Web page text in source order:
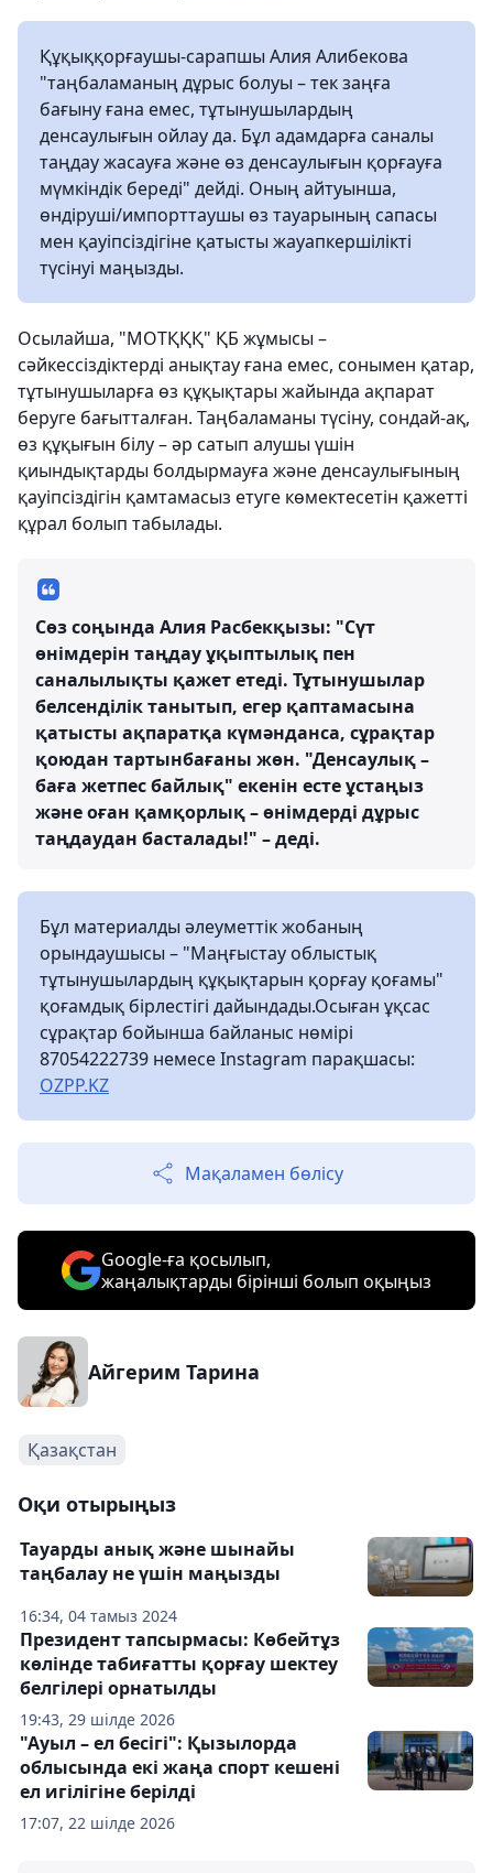
Құқыққорғаушы-сарапшы Алия Алибекова
"таңбаламаның дұрыс болуы – тек заңға
бағыну ғана емес, тұтынушылардың
денсаулығын ойлау да. Бұл адамдарға саналы
таңдау жасауға және өз денсаулығын қорғауға
мүмкіндік береді" дейді. Оның айтуынша,
өндіруші/импорттаушы өз тауарының сапасы
мен қауіпсіздігіне қатысты жауапкершілікті
түсінуі маңызды.
Осылайша, "МОТҚҚҚ" ҚБ жұмысы –
сәйкессіздіктерді анықтау ғана емес, сонымен қатар,
тұтынушыларға өз құқықтары жайында ақпарат
беруге бағытталған. Таңбаламаны түсіну, сондай-ақ,
өз құқығын білу – әр сатып алушы үшін
қиындықтарды болдырмауға және денсаулығының
қауіпсіздігін қамтамасыз етуге көмектесетін қажетті
құрал болып табылады.
Сөз соңында Алия Расбекқызы: "Сүт
өнімдерін таңдау ұқыптылық пен
саналылықты қажет етеді. Тұтынушылар
белсенділік танытып, егер қаптамасына
қатысты ақпаратқа күмәнданса, сұрақтар
қоюдан тартынбағаны жөн. "Денсаулық –
баға жетпес байлық" екенін есте ұстаңыз
және оған қамқорлық – өнімдерді дұрыс
таңдаудан басталады!" – деді.
Бұл материалды әлеуметтік жобаның
орындаушысы – "Маңғыстау облыстық
тұтынушылардың құқықтарын қорғау қоғамы"
қоғамдық бірлестігі дайындады.Осыған ұқсас
сұрақтар бойынша байланыс нөмірі
87054222739 немесе Instagram парақшасы:
OZPP.KZ
Мақаламен бөлісу
Google-ға қосылып,
жаңалықтарды бірінші болып оқыңыз
Айгерим Тарина
Қазақстан
Оқи отырыңыз
16:34, 04 тамыз 2024
Тауарды анық және шынайы
таңбалау не үшін маңызды
19:43, 29 шілде 2026
Президент тапсырмасы: Көбейтұз
көлінде табиғатты қорғау шектеу
белгілері орнатылды
17:07, 22 шілде 2026
"Ауыл – ел бесігі": Қызылорда
облысында екі жаңа спорт кешені
ел игілігіне берілді